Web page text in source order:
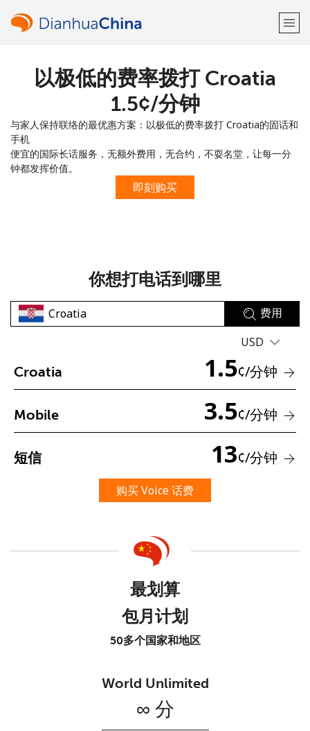
欢迎！
已经有账户了请登录 →
注册使用
未创建密码
至少 8 个字符
一个大写字母和一个小写字母
请保持联系，以便享受我们绝佳的优惠活动。
本人明白，在本网站开设账户，即代表本人同意这些
以极低的费率拨打 Croatia
⁦1.5¢⁩/分钟
与家人保持联络的最优惠方案：以极低的费率拨打 Croatia的固话和
手机
便宜的国际长话服务，无额外费用，无合约，不耍名堂，让每一分
钟都发挥价值。
即刻购买
你想打电话到哪里
费用
USD
Croatia 1.5¢/分钟
Mobile 3.5¢/分钟
短信 13¢/分钟
购买 Voice 话费
最划算
包月计划
50多个国家和地区
World Unlimited
∞ 分